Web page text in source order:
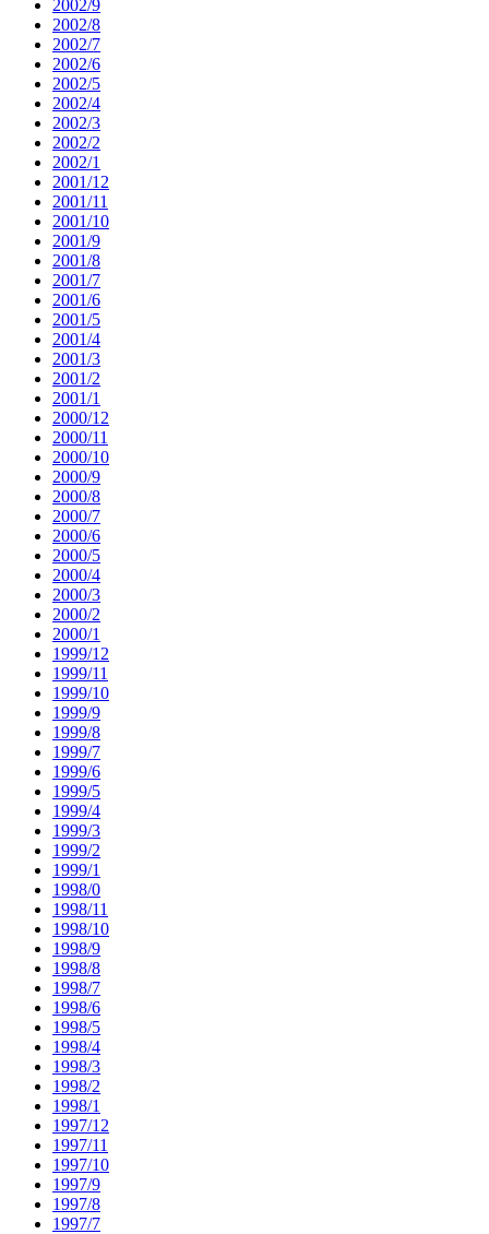
2002/9
2002/8
2002/7
2002/6
2002/5
2002/4
2002/3
2002/2
2002/1
2001/12
2001/11
2001/10
2001/9
2001/8
2001/7
2001/6
2001/5
2001/4
2001/3
2001/2
2001/1
2000/12
2000/11
2000/10
2000/9
2000/8
2000/7
2000/6
2000/5
2000/4
2000/3
2000/2
2000/1
1999/12
1999/11
1999/10
1999/9
1999/8
1999/7
1999/6
1999/5
1999/4
1999/3
1999/2
1999/1
1998/0
1998/11
1998/10
1998/9
1998/8
1998/7
1998/6
1998/5
1998/4
1998/3
1998/2
1998/1
1997/12
1997/11
1997/10
1997/9
1997/8
1997/7